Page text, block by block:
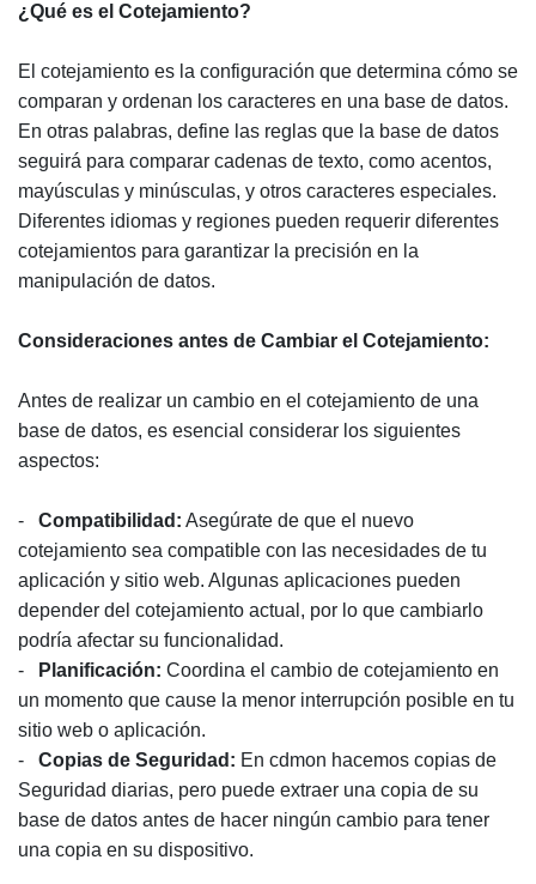
¿Qué es el Cotejamiento?
El cotejamiento es la configuración que determina cómo se
comparan y ordenan los caracteres en una base de datos.
En otras palabras, define las reglas que la base de datos
seguirá para comparar cadenas de texto, como acentos,
mayúsculas y minúsculas, y otros caracteres especiales.
Diferentes idiomas y regiones pueden requerir diferentes
cotejamientos para garantizar la precisión en la
manipulación de datos.
Consideraciones antes de Cambiar el Cotejamiento:
Antes de realizar un cambio en el cotejamiento de una
base de datos, es esencial considerar los siguientes
aspectos:
- Compatibilidad: Asegúrate de que el nuevo
cotejamiento sea compatible con las necesidades de tu
aplicación y sitio web. Algunas aplicaciones pueden
depender del cotejamiento actual, por lo que cambiarlo
podría afectar su funcionalidad.
-
Planificación: Coordina el cambio de cotejamiento en
un momento que cause la menor interrupción posible en tu
sitio web o aplicación.
-
Copias de Seguridad: En cdmon hacemos copias de
Seguridad diarias, pero puede extraer una copia de su
base de datos antes de hacer ningún cambio para tener
una copia en su dispositivo.